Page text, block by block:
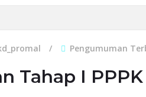
Pengumuman
Tahap I PPPK